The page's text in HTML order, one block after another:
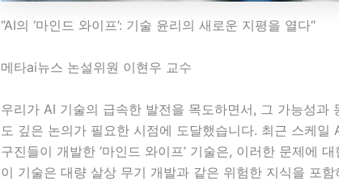
“AI의 ‘마인드 와이프’: 기술 윤리의 새로운 지평을 열다“
메타ai뉴스 논설위원 이현우 교수
우리가 AI 기술의 급속한 발전을 목도하면서, 그 가능성과
도 깊은 논의가 필요한 시점에 도달했습니다. 최근 스케일
구진들이 개발한 ‘마인드 와이프’ 기술은, 이러한 문제에
이 기술은 대량 살상 무기 개발과 같은 위험한 지식을 포